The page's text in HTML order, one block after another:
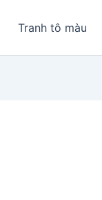
Tranh tô màu